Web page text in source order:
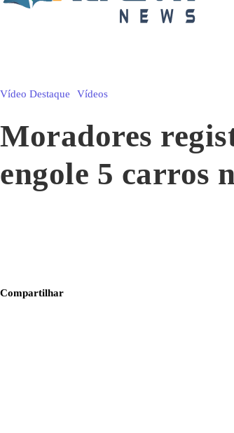
Vídeo Destaque Vídeos
Moradores
engole 5 carros
Compartilhar